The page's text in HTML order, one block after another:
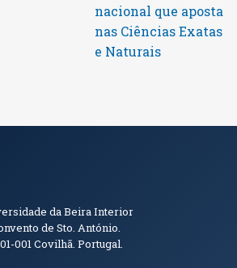
nacional que aposta
nas Ciências Exatas
e Naturais
de Contacto
da Beira Interior
de Sto. António.
001Covilhã. Portugal.